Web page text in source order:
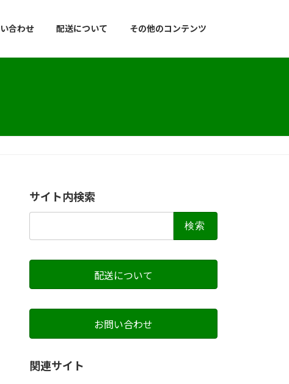
合わせ 配送について その他のコンテンツ
サイト内検索
配送について
お問い合わせ
関連サイト